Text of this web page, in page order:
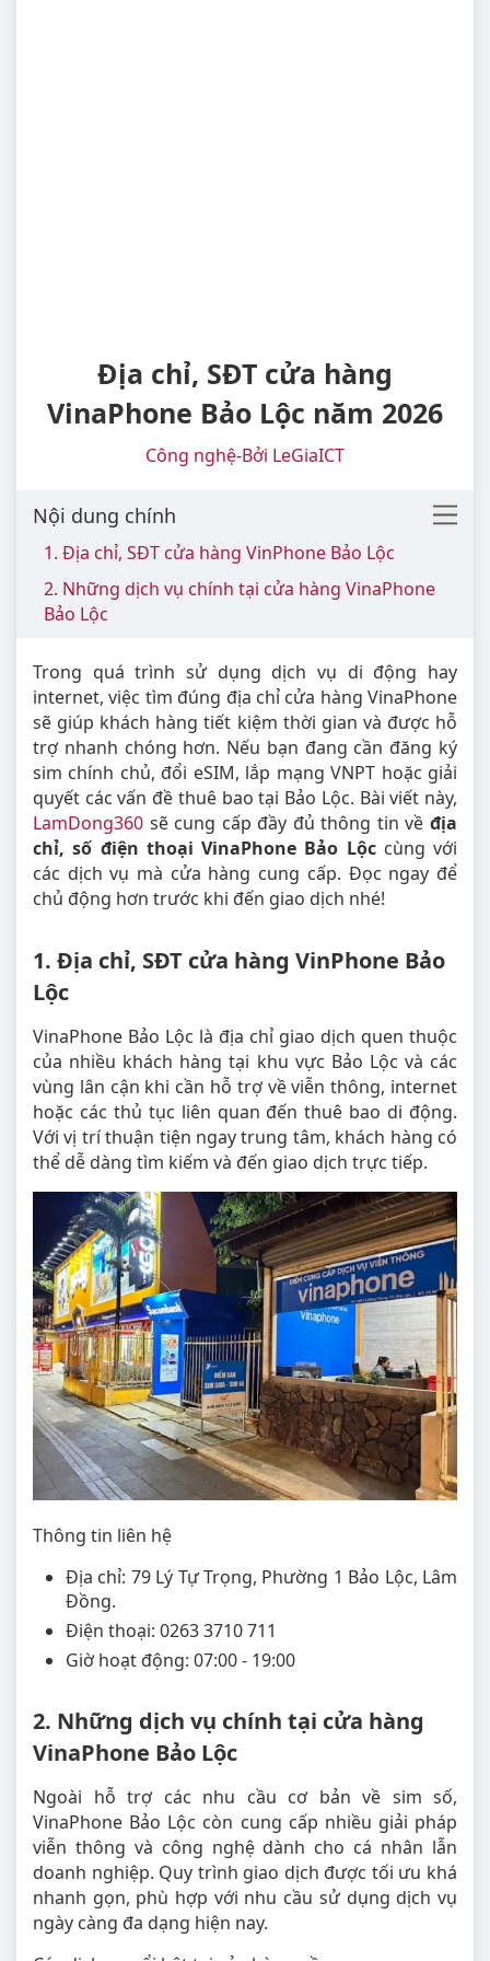
Địa chỉ, SĐT cửa hàng
VinaPhone Bảo Lộc năm 2026
Công nghệ-Bởi LeGiaICT
Nội dung chính
1. Địa chỉ, SĐT cửa hàng VinPhone Bảo Lộc
2. Những dịch vụ chính tại cửa hàng VinaPhone
Bảo Lộc
Trong quá trình sử dụng dịch vụ di động hay
internet, việc tìm đúng địa chỉ cửa hàng VinaPhone
sẽ giúp khách hàng tiết kiệm thời gian và được hỗ
trợ nhanh chóng hơn. Nếu bạn đang cần đăng ký
sim chính chủ, đổi eSIM, lắp mạng VNPT hoặc giải
quyết các vấn đề thuê bao tại Bảo Lộc. Bài viết này,
LamDong360 sẽ cung cấp đầy đủ thông tin về địa
chỉ, số điện thoại VinaPhone Bảo Lộccùng với
các dịch vụ mà cửa hàng cung cấp. Đọc ngay để
chủ động hơn trước khi đến giao dịch nhé!
1. Địa chỉ, SĐT cửa hàng VinPhone Bảo
Lộc
VinaPhone Bảo Lộc là địa chỉ giao dịch quen thuộc
của nhiều khách hàng tại khu vực Bảo Lộc và các
vùng lân cận khi cần hỗ trợ về viễn thông, internet
hoặc các thủ tục liên quan đến thuê bao di động.
Với vị trí thuận tiện ngay trung tâm, khách hàng có
thể dễ dàng tìm kiếm và đến giao dịch trực tiếp.
Thông tin liên hệ
Địa chỉ: 79 Lý Tự Trọng, Phường 1 Bảo Lộc, Lâm
Đồng.
Điện thoại: 0263 3710 711
Giờ hoạt động: 07:00 - 19:00
2. Những dịch vụ chính tại cửa hàng
VinaPhone Bảo Lộc
Ngoài hỗ trợ các nhu cầu cơ bản về sim số,
VinaPhone Bảo Lộc còn cung cấp nhiều giải pháp
viễn thông và công nghệ dành cho cá nhân lẫn
doanh nghiệp. Quy trình giao dịch được tối ưu khá
nhanh gọn, phù hợp với nhu cầu sử dụng dịch vụ
ngày càng đa dạng hiện nay.